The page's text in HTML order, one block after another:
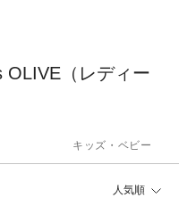
OLIVE（レディー
キッズ・ベビー
人気順